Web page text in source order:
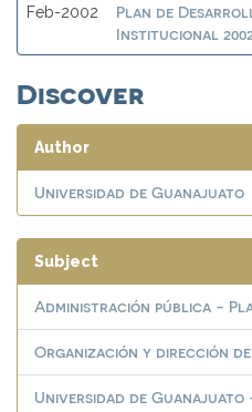
Feb-2002
Plan de
Institucional
Discover
Author
Universidad de Guanajuato
Subject
Administración pública -
Organización y dirección de
Universidad de Guanajuato